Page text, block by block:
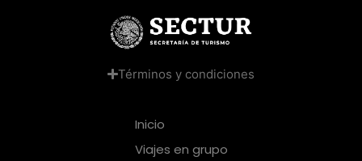
Términos y condiciones
Inicio
Viajes en grupo